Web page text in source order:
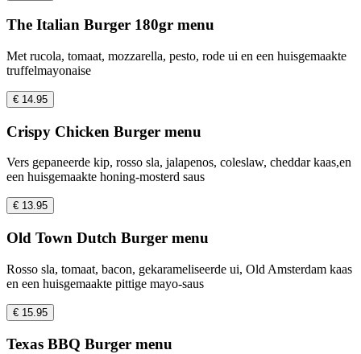
The Italian Burger 180gr menu
Met rucola, tomaat, mozzarella, pesto, rode ui en een huisgemaakte
truffelmayonaise
€ 14.95
Crispy Chicken Burger menu
Vers gepaneerde kip, rosso sla, jalapenos, coleslaw, cheddar kaas,en
een huisgemaakte honing-mosterd saus
€ 13.95
Old Town Dutch Burger menu
Rosso sla, tomaat, bacon, gekarameliseerde ui, Old Amsterdam kaas
en een huisgemaakte pittige mayo-saus
€ 15.95
Texas BBQ Burger menu